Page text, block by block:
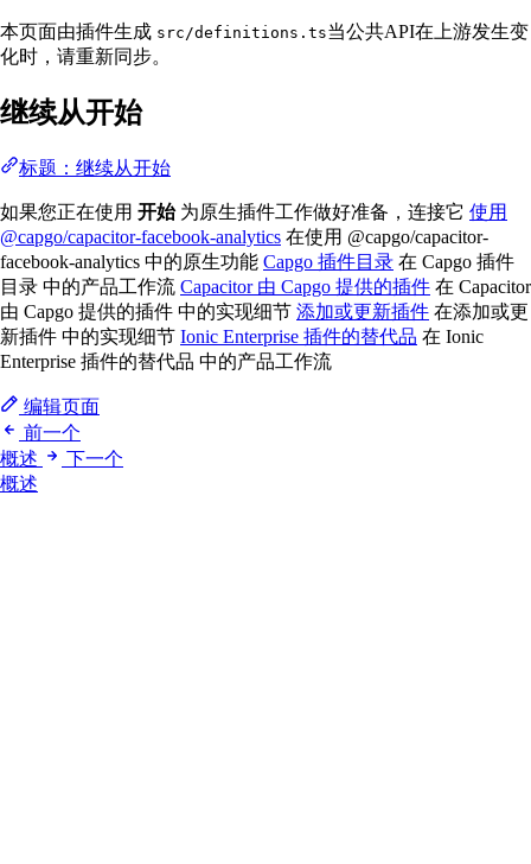
本页面由插件生成 src/definitions.ts当公共API在上游发生变
化时，请重新同步。
继续从开始
标题：继续从开始
如果您正在使用 开始为原生插件工作做好准备，连接它 使用
@capgo/capacitor-facebook-analytics 在使用 @capgo/capacitor-
facebook-analytics 中的原生功能 Capgo 插件目录 在 Capgo 插件
目录 中的产品工作流 Capacitor 由 Capgo 提供的插件 在 Capacitor
由 Capgo 提供的插件 中的实现细节 添加或更新插件 在添加或更
新插件 中的实现细节 Ionic Enterprise 插件的替代品 在 Ionic
Enterprise 插件的替代品 中的产品工作流
编辑页面
前一个
概述
下一个
概述